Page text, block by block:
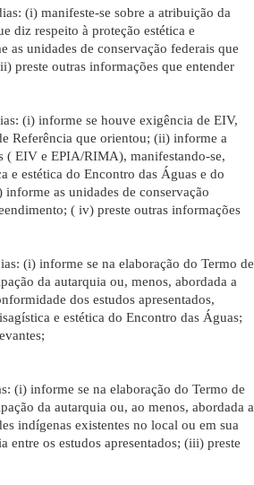
(i) manifeste-se sobre a atribuição da
diz respeito à proteção estética e
unidades de conservação federais que
preste outras informações que entender
(i) informe se houve exigência de EIV,
Referência que orientou; (ii) informe a
( EIV e EPIA/RIMA), manifestando-se,
e estética do Encontro das Águas e do
as unidades de conservação
( iv) preste outras informações
(i) informe se na elaboração do Termo de
da autarquia ou, menos, abordada a
dos estudos apresentados,
e estética do Encontro das Águas;
(i) informe se na elaboração do Termo de
da autarquia ou, ao menos, abordada a
indígenas existentes no local ou em sua
entre os estudos apresentados; (iii) preste